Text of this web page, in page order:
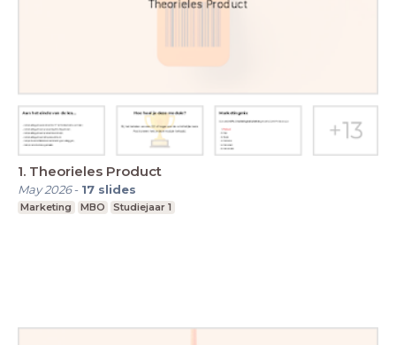
1. Theorieles Product
May 2026- 17 slides
Marketing MBO Studiejaar 1